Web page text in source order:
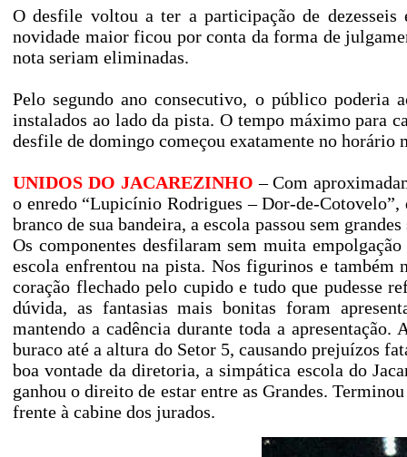
O desfile voltou a ter a participação de
novidade maior ficou por conta da forma de
nota seriam eliminadas.
Pelo segundo ano consecutivo, o público poderia
instalados ao lado da pista. O tempo máximo para
desfile de domingo começou exatamente no horário
UNIDOS DO JACAREZINHO – Com
o enredo “Lupicínio Rodrigues – Dor-de-
branco de sua bandeira, a escola passou sem
Os componentes desfilaram sem muita
escola enfrentou na pista. Nos figurinos e também
coração flechado pelo cupido e tudo que pudesse
dúvida, as fantasias mais bonitas foram
mantendo a cadência durante toda a
buraco até a altura do Setor 5, causando prejuízos
boa vontade da diretoria, a simpática escola do
ganhou o direito de estar entre as Grandes.
frente à cabine dos jurados.